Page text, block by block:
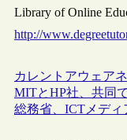
Library of Online
http://
カレントアウェア
MITとHP社、共同
総務省、ICTメディ